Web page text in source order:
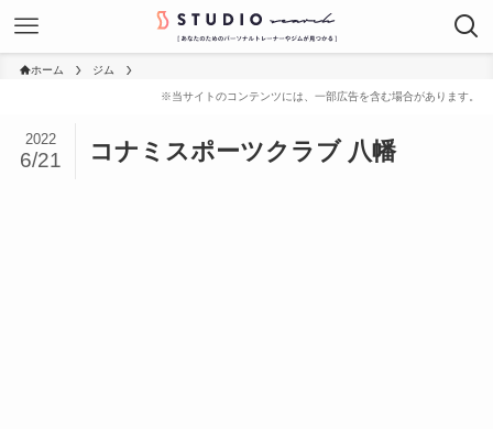
ホーム ジム
コナミスポーツクラブ 八幡
2022
6/21